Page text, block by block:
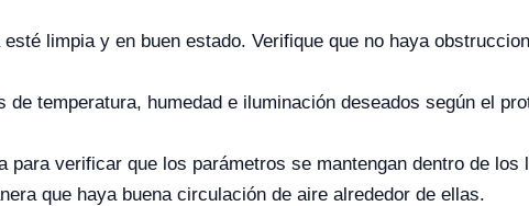
limpia y en buen estado. Verifique que no haya
de temperatura, humedad e iluminación deseados según el
para verificar que los parámetros se mantengan dentro de
que haya buena circulación de aire alrededor de ellas.